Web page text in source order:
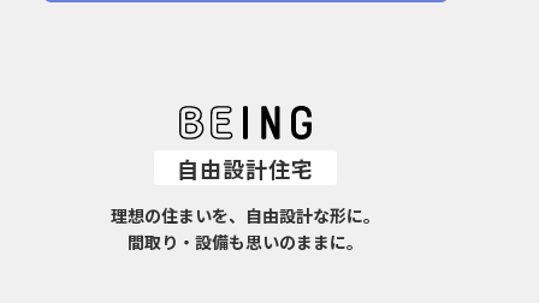
自由設計住宅
理想の住まいを、自由設計な形に。
間取り・設備も思いのままに。